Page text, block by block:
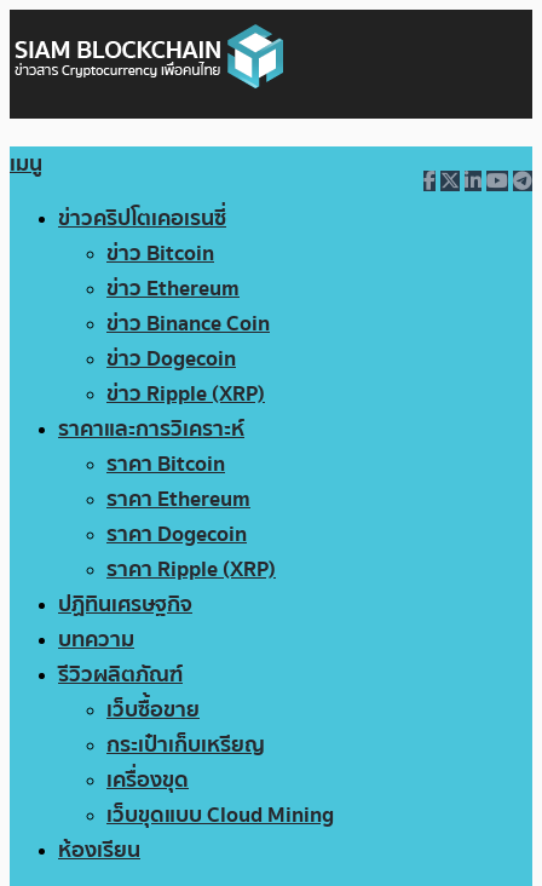
เมนู
ข่าวคริปโตเคอเรนซี่
ข่าว Bitcoin
ข่าว Ethereum
ข่าว Binance Coin
ข่าว Dogecoin
ข่าว Ripple (XRP)
ราคาและการวิเคราะห์
ราคา Bitcoin
ราคา Ethereum
ราคา Dogecoin
ราคา Ripple (XRP)
ปฏิทินเศรษฐกิจ
บทความ
รีวิวผลิตภัณฑ์
เว็บซื้อขาย
กระเป๋าเก็บเหรียญ
เครื่องขุด
เว็บขุดแบบ Cloud Mining
ห้องเรียน